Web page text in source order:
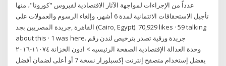
عدداً من الإجراءات لمواجهة الآثار الاقتصادية لفيروس "كورونا"، منها
تأجيل الاستحقاقات الائتمانية لمدة 6 أشهر، وإلغاء الرسوم والعمولات على
‎جريدة المصريين بجد‎, ‎القاهرة (Cairo, Egypt)‎. 70,929 likes · 59 talking
about this · 1 was here. ‎جريدة ورقية تصدر بترخيص لندن رقم
١١٠٧٤-٢٠١٦‎ وحدة العدالة الإقتصادية الصفحة الرئيسيه > اذون الخزانة
يفضل إستخدام متصفح إنترنت إكسبلورار نسخة 7 أو أعلى لضمان أفضل